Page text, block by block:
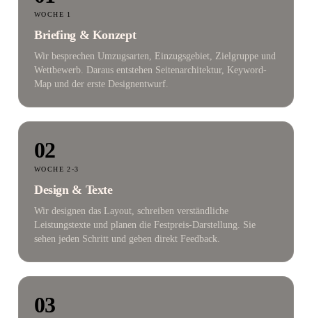
WOCHE 1
Briefing & Konzept
Wir besprechen Umzugsarten, Einzugsgebiet, Zielgruppe und
Wettbewerb. Daraus entstehen Seitenarchitektur, Keyword-
Map und der erste Designentwurf.
02
WOCHE 2-3
Design & Texte
Wir designen das Layout, schreiben verständliche
Leistungstexte und planen die Festpreis-Darstellung. Sie
sehen jeden Schritt und geben direkt Feedback.
03